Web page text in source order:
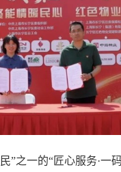
”之一的“匠心服务·一